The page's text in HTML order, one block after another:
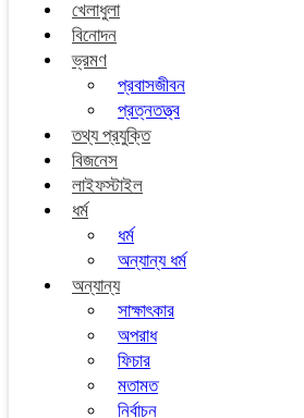
খেলাধুলা
বিনোদন
ভ্রমণ
প্রবাসজীবন
প্রত্নতত্ত্ব
তথ্য প্রযুক্তি
বিজনেস
লাইফস্টাইল
ধর্ম
ধর্ম
অন্যান্য ধর্ম
অন্যান্য
সাক্ষাৎকার
অপরাধ
ফিচার
মতামত
নির্বাচন